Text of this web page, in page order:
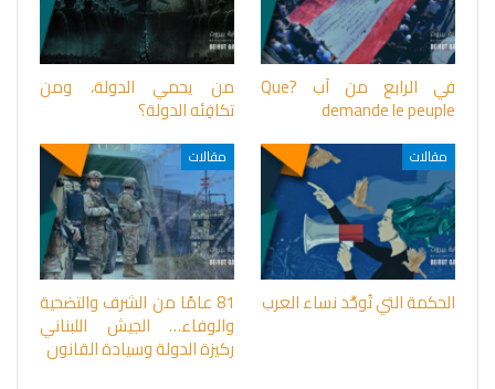
في الرابع من آب ?Que
demande le peuple
من يحمي الدولة، ومن
تكافِئه الدولة؟
مقالات
الحكمة التي تُوحِّد نساء العرب
مقالات
81 عامًا من الشرف والتضحية
والوفاء… الجيش اللبناني
ركيزة الدولة وسيادة القانون